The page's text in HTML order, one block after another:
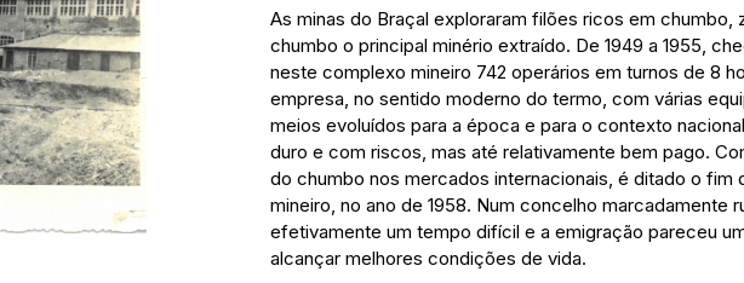
As minas do Braçal exploraram filões ricos em chumbo,
chumbo o principal minério extraído. De 1949 a 1955,
neste complexo mineiro 742 operários em turnos de 8
empresa, no sentido moderno do termo, com várias
meios evoluídos para a época e para o contexto
duro e com riscos, mas até relativamente bem pago.
do chumbo nos mercados internacionais, é ditado o fim
mineiro, no ano de 1958. Num concelho marcadamente
efetivamente um tempo difícil e a emigração pareceu
alcançar melhores condições de vida.